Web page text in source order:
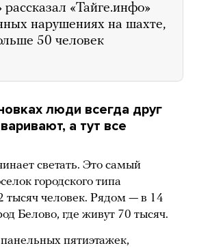
«Тайге.инфо»
нарушениях на шахте,
50 человек
люди всегда друг
а тут все
светать. Это самый
городского типа
тысяч человек. Рядом — в 14
Белово, где живут 70 тысяч.
пятиэтажек,